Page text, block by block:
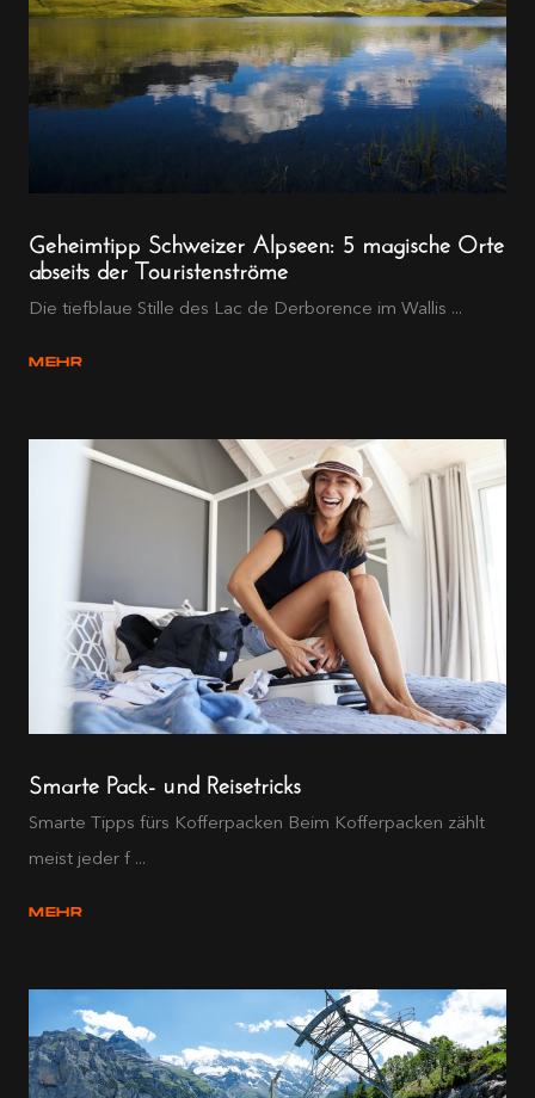
Geheimtipp Schweizer Alpseen: 5 magische Orte
abseits der Touristenströme
Die tiefblaue Stille des Lac de Derborence im Wallis ...
MEHR
Smarte Pack- und Reisetricks
Smarte Tipps fürs Kofferpacken Beim Kofferpacken zählt
meist jeder f ...
MEHR